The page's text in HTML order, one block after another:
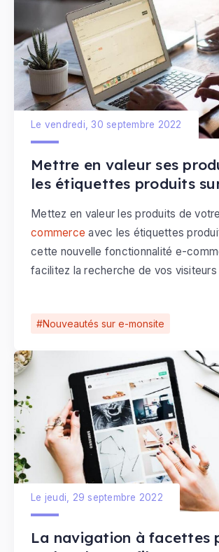
Nouveautés sur e-monsite
Mettre en valeur ses
les étiquettes produits
Le vendredi, 30 septembre 2022
Mettez en valeur les produits de votre
commerce avec les étiquettes
cette nouvelle fonctionnalité e-
facilitez la recherche de vos visiteurs
La navigation à facettes
Le jeudi, 29 septembre 2022